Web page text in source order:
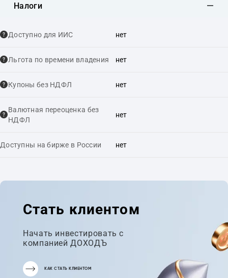
Налоги
Доступно для ИИС нет
Льгота по времени владения нет
Купоны без НДФЛ нет
Валютная переоценка без
НДФЛ
нет
Доступны на бирже в России нет
Стать клиентом
Начать инвестировать с
компанией ДОХОДЪ
КАК СТАТЬ КЛИЕНТОМ